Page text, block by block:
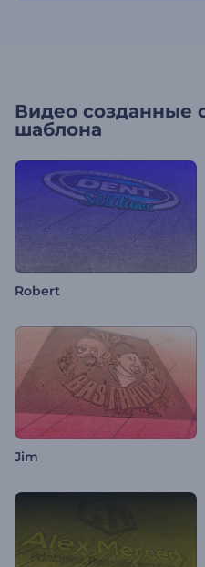
Видео созданные
шаблона
Robert
Jim